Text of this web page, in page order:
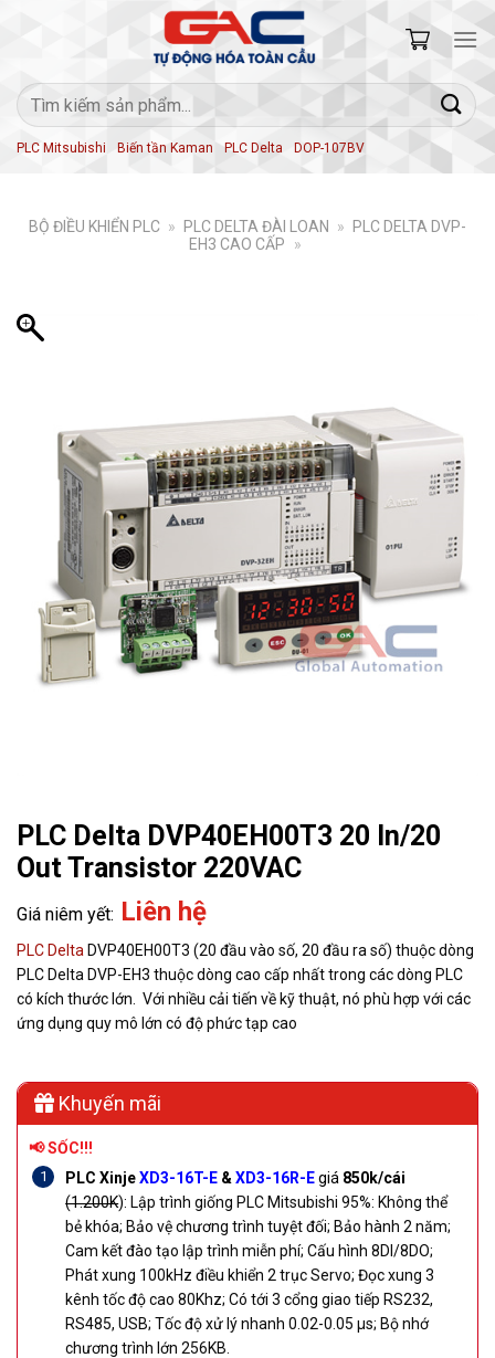
Tìm
kiếm:
PLC Mitsubishi Biến tần Kaman PLC Delta DOP-107BV
BỘ ĐIỀU KHIỂN PLC » PLC DELTA ĐÀI LOAN »
PLC DELTA DVP-
EH3 CAO CẤP
»
PLC Delta DVP40EH00T3 20 In/20
Out Transistor 220VAC
Liên hệ
PLC Delta DVP40EH00T3 (20 đầu vào số, 20 đầu ra số) thuộc dòng
PLC Delta DVP-EH3 thuộc dòng cao cấp nhất trong các dòng PLC
có kích thước lớn. Với nhiều cải tiến về kỹ thuật, nó phù hợp với các
ứng dụng quy mô lớn có độ phức tạp cao
Khuyến mãi
📢 SỐC!!!
PLC XinjeXD3-16T-E &XD3-16R-Egiá 850k/cái
(1.200K): Lập trình giống PLC Mitsubishi 95%: Không thể
bẻ khóa; Bảo vệ chương trình tuyệt đối; Bảo hành 2 năm;
Cam kết đào tạo lập trình miễn phí; Cấu hình 8DI/8DO;
Phát xung 100kHz điều khiển 2 trục Servo; Đọc xung 3
kênh tốc độ cao 80Khz; Có tới 3 cổng giao tiếp RS232,
RS485, USB; Tốc độ xử lý nhanh 0.02-0.05 µs; Bộ nhớ
chương trình lớn 256KB.